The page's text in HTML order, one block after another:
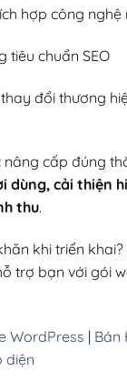
hợp công nghệ
tiêu chuẩn SEO
đổi thương
cấp đúng
dùng, cải thiện
thu.
khi triển khai?
trợ bạn với gói
WordPress | Bán
diện